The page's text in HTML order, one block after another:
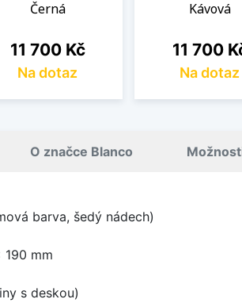
Černá
Cena
11 700 Kč
Na dotaz
Kávová
Cena
11 700
Na dotaz
O značce Blanco
barva, šedý nádech)
mm
s deskou)